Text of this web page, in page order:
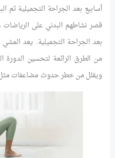
أسابيع بعد الجراحة التجميلية ثم
قصر نشاطهم البدني على الرياضات
بعد الجراحة التجميلية. يعد المشي
من الطرق الرائعة لتحسين الدورة
ويقلل من خطر حدوث مضاعفات مثل